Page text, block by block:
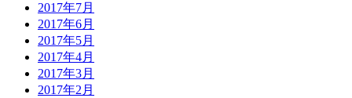
2017年7月
2017年6月
2017年5月
2017年4月
2017年3月
2017年2月